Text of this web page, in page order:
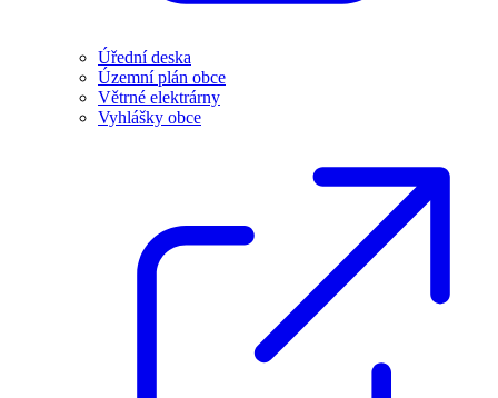
Úřední deska
Územní plán obce
Větrné elektrárny
Vyhlášky obce